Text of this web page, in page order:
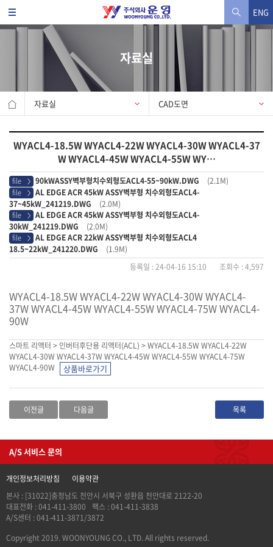
ENG
자료실
자료실 CAD도면
WYACL4-18.5W WYACL4-22W WYACL4-30W WYACL4-37
W WYACL4-45W WYACL4-55W WY…
file > 90kWASSY벽부형치수외형도ACL4-55~90kW.DWG (2.1M)
file >
AL EDGE ACR 45kW ASSY벽부형 치수외형도ACL4-
37~45kW_241219.DWG
(2.0M)
file >
AL EDGE ACR 45kW ASSY벽부형 치수외형도ACL4-
30kW_241219.DWG
(2.0M)
file >
AL EDGE ACR 22kW ASSY벽부형 치수외형도ACL4
18.5~22kW_241220.DWG
(1.9M)
등록일 : 24-04-16 15:10 조회수 : 4,597
WYACL4-18.5W WYACL4-22W WYACL4-30W WYACL4-
37W WYACL4-45W WYACL4-55W WYACL4-75W WYACL4-
90W
스마트 리액터 > 인버터후단용 리액터(ACL) > WYACL4-18.5W WYACL4-22W
WYACL4-30W WYACL4-37W WYACL4-45W WYACL4-55W WYACL4-75W
WYACL4-90W
이전글 다음글 목록
A/S 서비스 문의
개인정보처리방침
이용약관
본사 : [31022]충청남도 천안시 서북구 성환읍 천안대로 2122-20
대표전화 : 041-411-3800
팩스 : 041-411-3838
A/S센터 : 041-411-3871/3872
Copyright 2019. WOONYOUNG CO., LTD. All rights reserved.